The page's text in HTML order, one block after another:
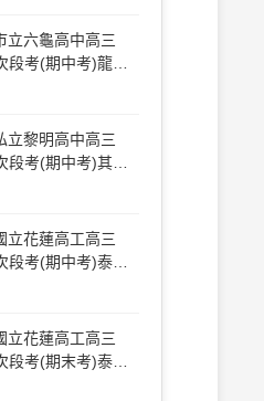
立六龜高中高三
考(期中考)龍騰
立黎明高中高三
考(期中考)其他
立花蓮高工高三
考(期中考)泰宇
立花蓮高工高三
考(期末考)泰宇